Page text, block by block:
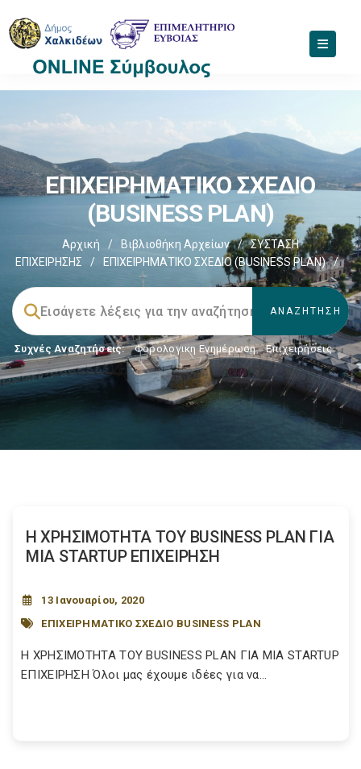
EΠΙΧΕΙΡΗΜΑΤΙΚΟ ΣΧΕΔΙΟ
(BUSINESS PLAN)
Αρχική / Βιβλιοθήκη Αρχείων /
ΣΥΣΤΑΣΗ
ΕΠΙΧΕΙΡΗΣΗΣ
/ EΠΙΧΕΙΡΗΜΑΤΙΚΟ ΣΧΕΔΙΟ (BUSINESS PLAN) /
Συχνές Αναζητήσεις: Φορολογικη Ενημέρωση, Επιχειρήσεις
Η ΧΡΗΣΙΜΟΤΗΤΑ ΤΟΥ BUSINESS PLAN ΓΙΑ
ΜΙΑ STARTUP ΕΠΙΧΕΙΡΗΣΗ
13 Ιανουαρίου, 2020
ΕΠΙΧΕΙΡΗΜΑΤΙΚΟ ΣΧΕΔΙΟ BUSINESS PLAN
Η ΧΡΗΣΙΜΟΤΗΤΑ ΤΟΥ BUSINESS PLAN ΓΙΑ ΜΙΑ STARTUP
ΕΠΙΧΕΙΡΗΣΗ Όλοι μας έχουμε ιδέες για να...